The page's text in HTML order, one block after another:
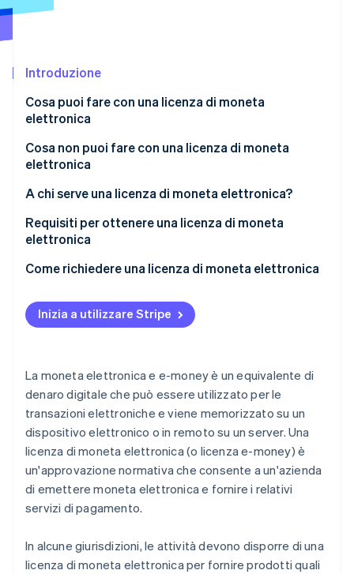
Scopri cosa ti aspetta
Atlas
Climate
Rimozione del carbonio
Identity
Verifica online dell'identità
Scopri come Stripe sta costruendo l'infrastruttura
Introduzione
Cosa puoi fare con una licenza di moneta
elettronica
Cosa non puoi fare con una licenza di moneta
elettronica
A chi serve una licenza di moneta elettronica?
Requisiti per ottenere una licenza di moneta
elettronica
Documenta un business plan
Dimostrare stabilità finanziaria
Metti in atto misure di sicurezza
Sviluppa politiche e procedure in materia di
AML/CTF
Effettua controlli dei precedenti e valutazioni
adeguate
Come richiedere una licenza di moneta elettronica
Inizia a utilizzare Stripe
La moneta elettronica e e-money è un equivalente di
denaro digitale che può essere utilizzato per le
transazioni elettroniche e viene memorizzato su un
dispositivo elettronico o in remoto su un server. Una
licenza di moneta elettronica (o licenza e-money) è
un'approvazione normativa che consente a un'azienda
di emettere moneta elettronica e fornire i relativi
servizi di pagamento.
In alcune giurisdizioni, le attività devono disporre di una
licenza di moneta elettronica per fornire prodotti quali